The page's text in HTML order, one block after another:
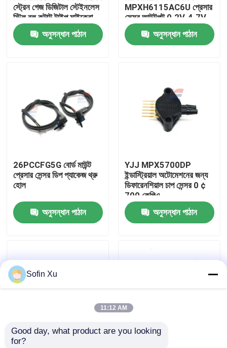
ভিআর শো
কারখানা পরিদর্শন
গুণমান নিয়ন্ত্রণ
খবর
ইলেক্ট্রোকেমিক্যাল গ্যাস সেন্সর
স্ট্রেন গেজ ডিজিটাল স্টেইনলেস
স্টিল বল কন্টাক্ট টাইপ মাইক্রো
ফোর্স সেন্সর 15N (1.53kgf)
অনুসন্ধান পাঠান
MPXH6115AC6U প্রেসার
সেন্সর আউটপুট 0.2V-4.7V
অনুসন্ধান পাঠান
26PCCFG5G বোর্ড মাউন্ট
প্রেসার সেন্সর ডিপ প্যাকেজ থ্রু
হোল
অনুসন্ধান পাঠান
YJJ MPX5700DP
ইন্ডাস্ট্রিয়াল অটোমেশনের জন্য
ডিফারেনশিয়াল চাপ সেন্সর 0 ¢
700 কেপিএ
অনুসন্ধান পাঠান
YJJ MPX10DP 10KPA
Sofin Xu
11:12 AM
Good day, what product are you looking
for?